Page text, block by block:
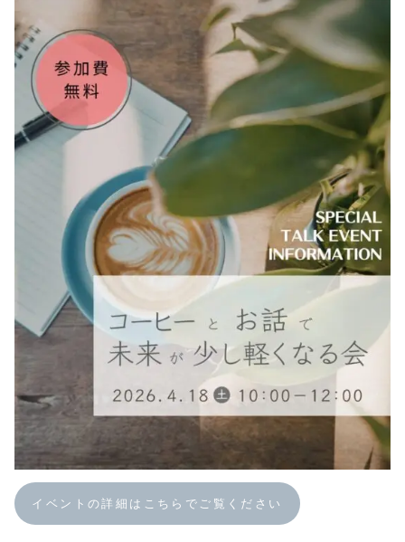
イベントの詳細はこちらでご覧ください